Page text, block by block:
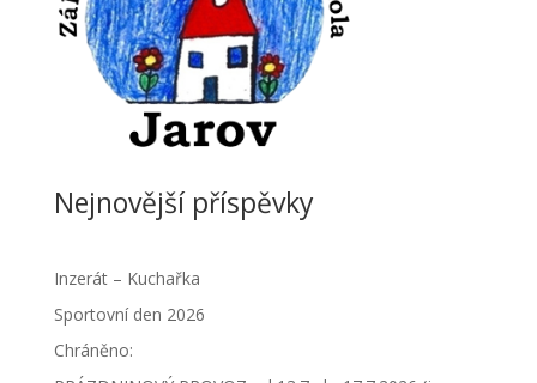
Nejnovější příspěvky
Inzerát – Kuchařka
Sportovní den 2026
Chráněno: